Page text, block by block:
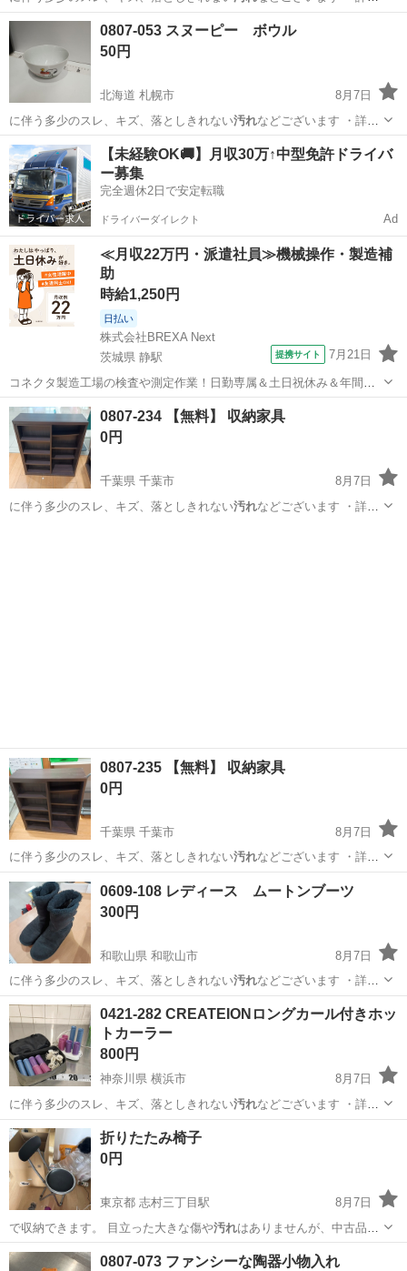
は現地でご確認…
北海道 札幌市 スヌーピー
0807-053 スヌーピー ボウル
50円
北海道 札幌市
8月7日
に伴う多少のスレ、キズ、落としきれない汚れなどございます ・詳細
は現地でご確認…
北海道 札幌市 食器 スヌーピー
【未経験OK🚚】月収30万↑中型免許ドライバ
ー募集
完全週休2日で安定転職
ドライバーダイレクト Ad
≪月収22万円・派遣社員≫機械操作・製造補
助
時給1,250円
日払い
株式会社BREXA Next
茨城県 静駅
提携サイト 7月21日
コネクタ製造工場の検査や測定作業！日勤専属＆土日祝休み＆年間休
日128日★クリーンルーム内作業★マイカー通勤OK＆無料駐車場あり
★就業先食堂利用可！日払い制度あり！《茨城県常陸大宮市》 人気の
工場のお仕事 ◇コネクタ製造工...
茨城 常陸大宮市 その他
0807-234 【無料】 収納家具
0円
千葉県 千葉市
8月7日
に伴う多少のスレ、キズ、落としきれない汚れなどございます ・詳細
0807-235 【無料】 収納家具
0円
千葉県 千葉市
8月7日
に伴う多少のスレ、キズ、落としきれない汚れなどございます ・詳細
は現地でご確認…
千葉 千葉市 現地
0609-108 レディース ムートンブーツ
300円
和歌山県 和歌山市
8月7日
に伴う多少のスレ、キズ、落としきれない汚れなどございます ・詳細
は現地でご確認…
和歌山 和歌山市
0421-282 CREATEIONロングカール付きホッ
トカーラー
800円
神奈川県 横浜市
8月7日
に伴う多少のスレ、キズ、落としきれない汚れなどございます ・詳細
は現地でご確認…
神奈川 横浜市 家電 リユース
折りたたみ椅子
0円
東京都 志村三丁目駅
8月7日
で収納できます。 目立った大きな傷や汚れはありませんが、中古品で
すので多少の使…
東京 板橋区 折りたたみ
0807-073 ファンシーな陶器小物入れ